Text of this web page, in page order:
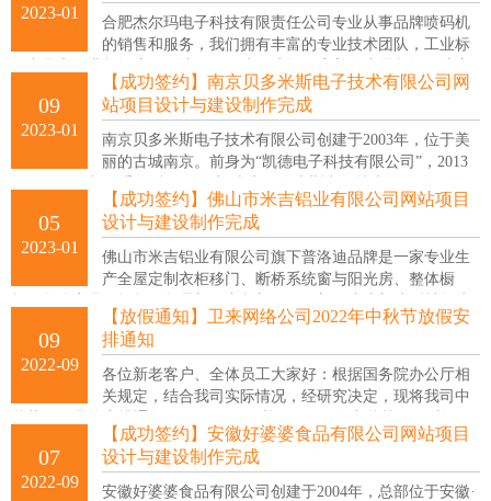
2023-01
合肥杰尔玛电子科技有限责任公司专业从事品牌喷码机
的销售和服务，我们拥有丰富的专业技术团队，工业标
案和优质、高效的贴心服务及良好的用户体验。
09
2023-01
【成功签约】南京贝多米斯电子技术有限公司网
站项目设计与建设制作完成
南京贝多米斯电子技术有限公司创建于2003年，位于美
丽的古城南京。前身为“凯德电子科技有限公司”，2013
主要是以称重集成系统、监控集成系统、工业设备、仪器仪表、传感
器、工控机、物联网、工业测控系统的设计，研发，销售为一体的综
合性科技开发公司。
05
2023-01
【成功签约】佛山市米吉铝业有限公司网站项目
设计与建设制作完成
佛山市米吉铝业有限公司旗下普洛迪品牌是一家专业生
产全屋定制衣柜移门、断桥系统窗与阳光房、整体橱
绿色环保产品、门窗质量、服务、信誉 AAA企业，特约经销商。
09
2022-09
【放假通知】卫来网络公司2022年中秋节放假安
排通知
各位新老客户、全体员工大家好：根据国务院办公厅相
关规定，结合我司实际情况，经研究决定，现将我司中
2022年9月10日至9月12日共放假3天。 2、中秋节假期后：各位同事请
于9月13号按时到岗，请各位同事安排好自己的相关事宜行程。
07
2022-09
【成功签约】安徽好婆婆食品有限公司网站项目
设计与建设制作完成
安徽好婆婆食品有限公司创建于2004年，总部位于安徽·